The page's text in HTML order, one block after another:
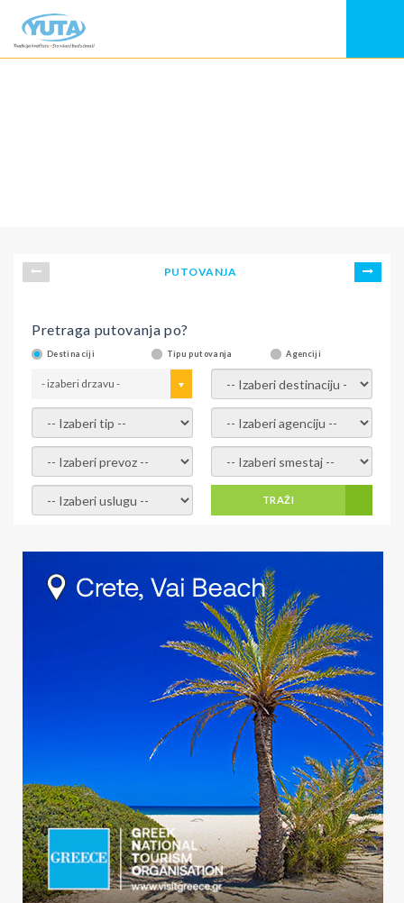
PUTOVANJA
Pretraga putovanja po?
Destinaciji Tipu putovanja Agenciji
- izaberi drzavu - - izaberi destinaciju -
- izaberi tip - - izaberi agenciju -
- izaberi prevoz - - Izaberite smestaj -
- Izaberite uslugu - TRAŽI